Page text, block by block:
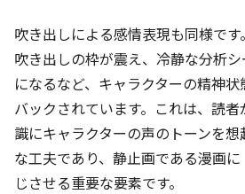
吹き出しによる感情表現も同様で
吹き出しの枠が震え、冷静な分析
になるなど、キャラクターの精神
バックされています。これは、読
識にキャラクターの声のトーンを
な工夫であり、静止画である漫画
じさせる重要な要素です。